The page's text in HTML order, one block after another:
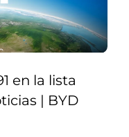
en la lista
| BYD